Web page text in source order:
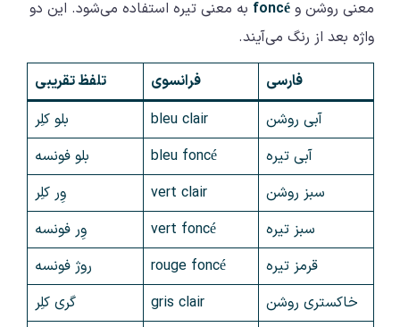
معنی روشن وfoncé به معنی تیره استفاده می‌شود. این دو
واژه بعد از رنگ می‌آیند.
فارسی فرانسوی
تلفظ تقریبی
آبی روشن
bleu clair
بلو کلِر
آبی تیره
bleu foncé
بلو فونسه
سبز روشن
vert clair
وِر کلِر
سبز تیره
vert foncé
وِر فونسه
قرمز تیره
rouge foncé
روژ فونسه
خاکستری روشن
gris clair
گری کلِر